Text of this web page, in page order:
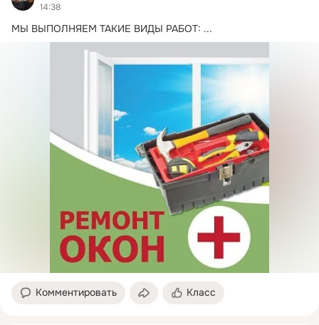
14:38
МЫ ВЫПОЛНЯЕМ ТАКИЕ ВИДЫ РАБОТ: ...
Комментировать Класс